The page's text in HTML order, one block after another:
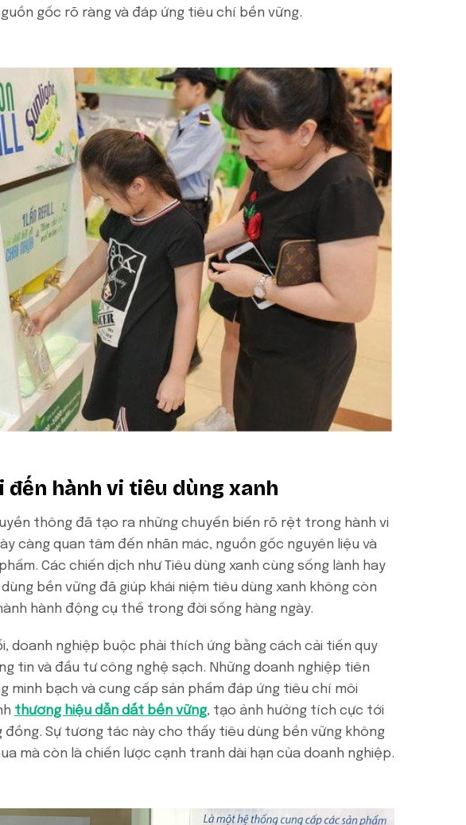
gốc rõ ràng và đáp ứng tiêu chí bền vững.
đến hành vi tiêu dùng xanh
thông đã tạo ra những chuyển biến rõ rệt trong hành vi
càng quan tâm đến nhãn mác, nguồn gốc nguyên liệu và
Các chiến dịch như Tiêu dùng xanh cùng sống lành hay
bền vững đã giúp khái niệm tiêu dùng xanh không còn
hành động cụ thể trong đời sống hàng ngày.
doanh nghiệp buộc phải thích ứng bằng cách cải tiến quy
tin và đầu tư công nghệ sạch. Những doanh nghiệp tiên
bạch và cung cấp sản phẩm đáp ứng tiêu chí môi
thương hiệu dẫn dắt bền vững, tạo ảnh hưởng tích cực tới
Sự tương tác này cho thấy tiêu dùng bền vững không
mà còn là chiến lược cạnh tranh dài hạn của doanh nghiệp.